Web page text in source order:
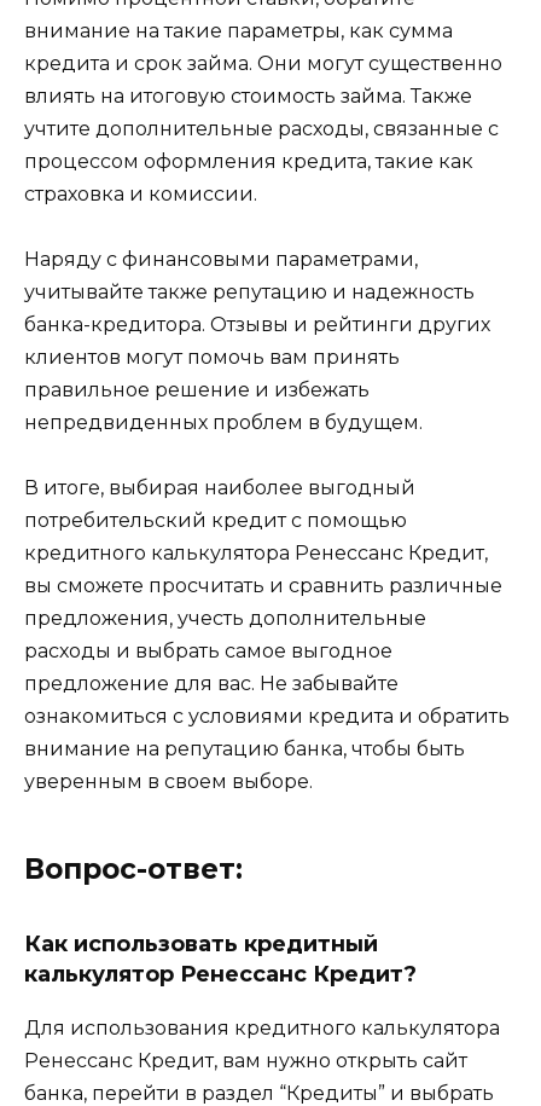
внимание на такие параметры, как сумма
кредита и срок займа. Они могут существенно
влиять на итоговую стоимость займа. Также
учтите дополнительные расходы, связанные с
процессом оформления кредита, такие как
страховка и комиссии.
Наряду с финансовыми параметрами,
учитывайте также репутацию и надежность
банка-кредитора. Отзывы и рейтинги других
клиентов могут помочь вам принять
правильное решение и избежать
непредвиденных проблем в будущем.
В итоге, выбирая наиболее выгодный
потребительский кредит с помощью
кредитного калькулятора Ренессанс Кредит,
вы сможете просчитать и сравнить различные
предложения, учесть дополнительные
расходы и выбрать самое выгодное
предложение для вас. Не забывайте
ознакомиться с условиями кредита и обратить
внимание на репутацию банка, чтобы быть
уверенным в своем выборе.
Вопрос-ответ:
Как использовать кредитный
калькулятор Ренессанс Кредит?
Для использования кредитного калькулятора
Ренессанс Кредит, вам нужно открыть сайт
банка, перейти в раздел “Кредиты” и выбрать